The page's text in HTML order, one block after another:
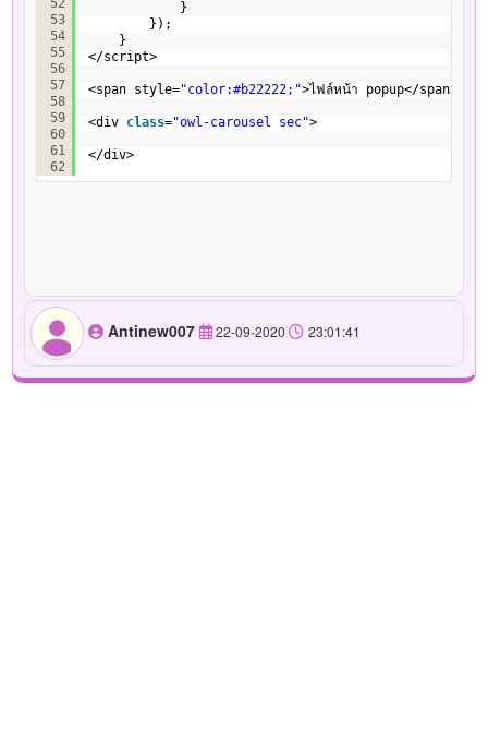
53
54
55
56
57
58
59
60
61
62
}
});
}
</script>
<span style="color:#b22222;">ไฟล์หน้า popup</span>
<div class="owl-carousel sec">
</div>
Antinew007 22-09-2020 23:01:41